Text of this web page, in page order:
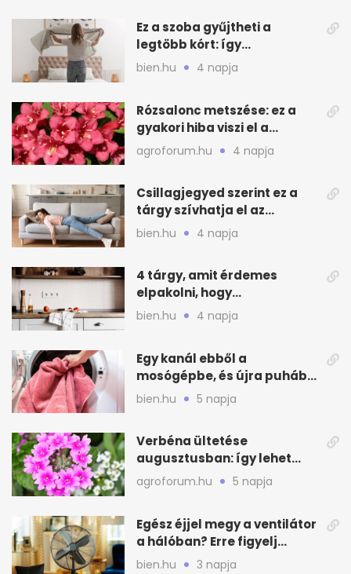
Ez a szoba gyűjtheti a
legtöbb kórt: így
mélytisztítsd otthon
bien.hu 4 napja
Rózsalonc metszése: ez a
gyakori hiba viszi el a
virágzást
agroforum.hu 4 napja
Csillagjegyed szerint ez a
tárgy szívhatja el az
otthonod energiáját
bien.hu 4 napja
4 tárgy, amit érdemes
elpakolni, hogy
hűvösebbnek tűnjön a lakás
bien.hu 4 napja
Egy kanál ebből a
mosógépbe, és újra puhább
lesz a törölköző
bien.hu 5 napja
Verbéna ültetése
augusztusban: így lehet
még idén virágos a kert
agroforum.hu 5 napja
Egész éjjel megy a ventilátor
a hálóban? Erre figyelj
alvásnál nyáron
bien.hu 3 napja